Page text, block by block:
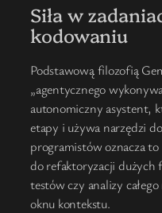
Siła w
kodowaniu
Podstawową filozofią
„agentycznego
autonomiczny asystent,
etapy i używa narzędzi
programistów oznacza
do refaktoryzacji dużych
testów czy analizy
oknu kontekstu.